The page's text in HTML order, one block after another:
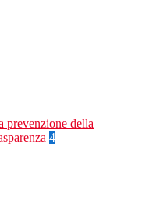
prevenzione della
4